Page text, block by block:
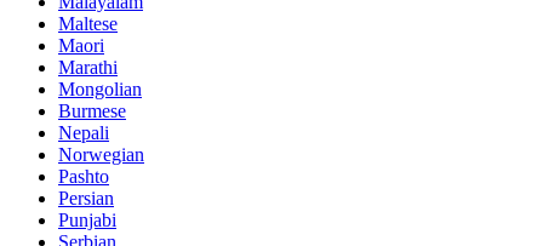
Maltese
Maori
Marathi
Mongolian
Burmese
Nepali
Norwegian
Pashto
Persian
Punjabi
Serbian